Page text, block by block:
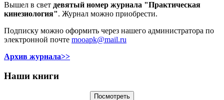
Вышел в свет девятый номер журнала "Практическая
кинезиология". Журнал можно приобрести.
Подписку можно оформить через нашего администратора по
электронной почте mooapk@mail.ru
Архив журнала>>
Наши книги